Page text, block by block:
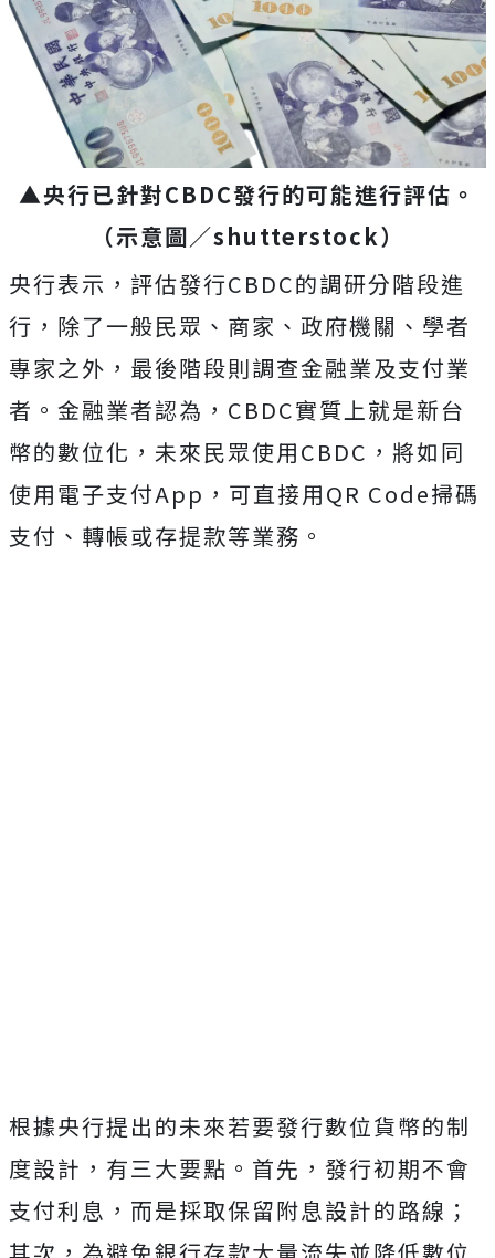
▲央行已針對CBDC發行的可能進行評估。
（示意圖／shutterstock）
央行表示，評估發行CBDC的調研分階段進
行，除了一般民眾、商家、政府機關、學者
專家之外，最後階段則調查金融業及支付業
者。金融業者認為，CBDC實質上就是新台
幣的數位化，未來民眾使用CBDC，將如同
使用電子支付App，可直接用QR Code掃碼
支付、轉帳或存提款等業務。
根據央行提出的未來若要發行數位貨幣的制
度設計，有三大要點。首先，發行初期不會
支付利息，而是採取保留附息設計的路線；
其次，為避免銀行存款大量流失並降低數位